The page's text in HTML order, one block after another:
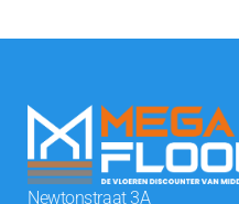
Newtonstraat 3A